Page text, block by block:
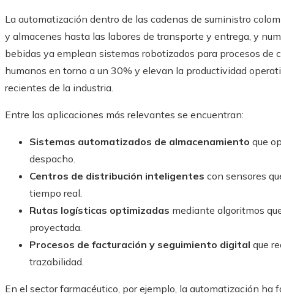
La automatización dentro de las cadenas de suministro
y almacenes hasta las labores de transporte y entrega, y
bebidas ya emplean sistemas robotizados para procesos de
humanos en torno a un 30% y elevan la productividad
recientes de la industria.
Entre las aplicaciones más relevantes se encuentran:
Sistemas automatizados de almacenamiento que
despacho.
Centros de distribución inteligentes con sensores
tiempo real.
Rutas logísticas optimizadas mediante algoritmos
proyectada.
Procesos de facturación y seguimiento digital que
trazabilidad.
En el sector farmacéutico, por ejemplo, la automatización